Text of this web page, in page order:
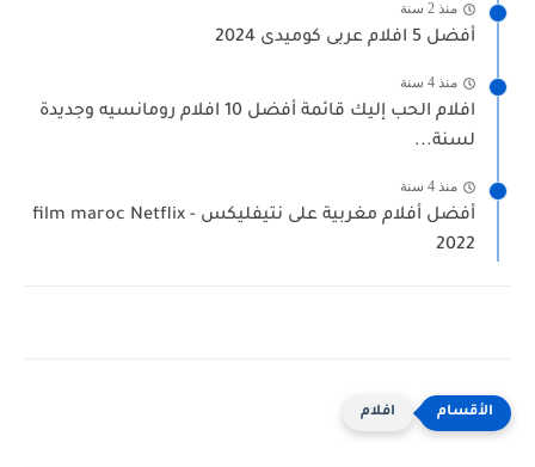
منذ 2 سنة
أفضل 5 افلام عربى كوميدى 2024
منذ 4 سنة
افلام الحب إليك قائمة أفضل 10 افلام رومانسيه وجديدة
لسنة...
منذ 4 سنة
أفضل أفلام مغربية على نتيفليكس - film maroc Netflix
2022
افلام